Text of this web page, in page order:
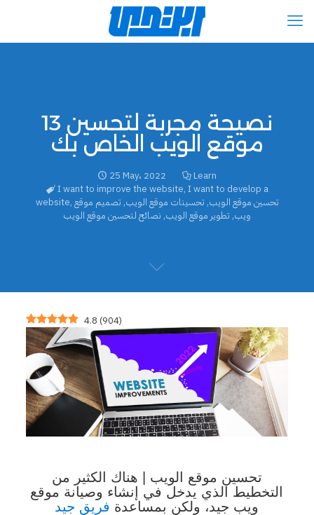
13 نصيحة مجربة لتحسين
موقع الويب الخاص بك
25 May، 2022
Learn
I want to improve the website, I want to develop a
website, تحسين موقع الويب, تحسينات موقع الويب, تصميم موقع
ويب, تطوير موقع الويب, نصائح لتحسين موقع الويب
4.8 (904)
تحسين موقع الويب | هناك الكثير من
التخطيط الذي يدخل في إنشاء وصيانة موقع
ويب جيد، ولكن بمساعدة فريق جيد